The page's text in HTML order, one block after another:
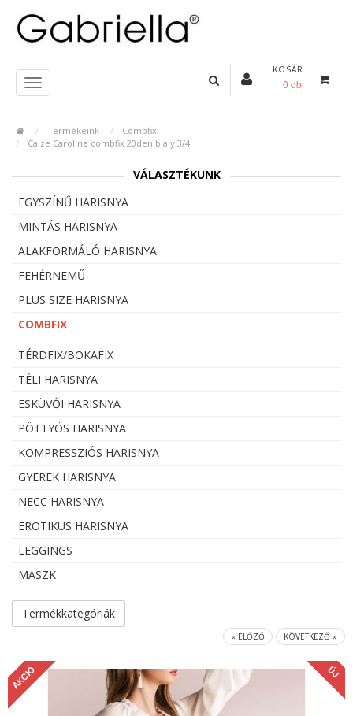
KOSÁR
0 db
Termékeink
Combfix
Calze Caroline combfix 20den bialy 3/4
VÁLASZTÉKUNK
EGYSZÍNŰ HARISNYA
MINTÁS HARISNYA
ALAKFORMÁLÓ HARISNYA
FEHÉRNEMŰ
PLUS SIZE HARISNYA
COMBFIX
TÉRDFIX/BOKAFIX
TÉLI HARISNYA
ESKÜVŐI HARISNYA
PÖTTYÖS HARISNYA
KOMPRESSZIÓS HARISNYA
GYEREK HARISNYA
NECC HARISNYA
EROTIKUS HARISNYA
LEGGINGS
MASZK
Termékkategóriák
« ELŐZŐ KÖVETKEZŐ »
AKCIÓ ÚJ